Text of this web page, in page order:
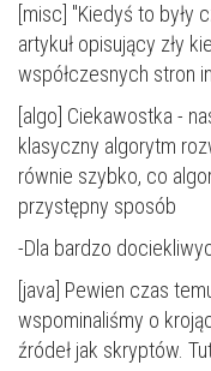
[misc] "Kiedyś to były
artykuł opisujący zły
współczesnych stron
[algo] Ciekawostka -
klasyczny algorytm
równie szybko, co
przystępny sposób
-Dla bardzo
[java] Pewien czas
wspominaliśmy o
źródeł jak skryptów.